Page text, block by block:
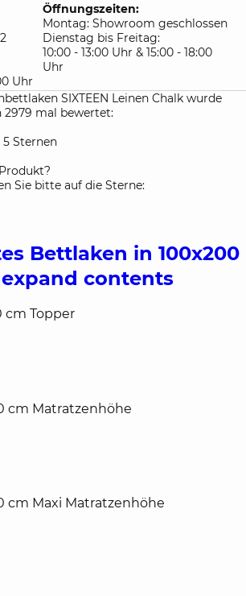
Öffnungszeiten:
Montag: Showroom geschlossen
Dienstag bis Freitag:
10:00 - 13:00 Uhr & 15:00 - 18:00
Uhr
Uhr
SIXTEEN Leinen Chalk wurde
2979 mal bewertet:
5 Sternen
Sie bitte auf die Sterne:
Bettlaken in 100x200
contents
cm Topper
cm Matratzenhöhe
cm Maxi Matratzenhöhe